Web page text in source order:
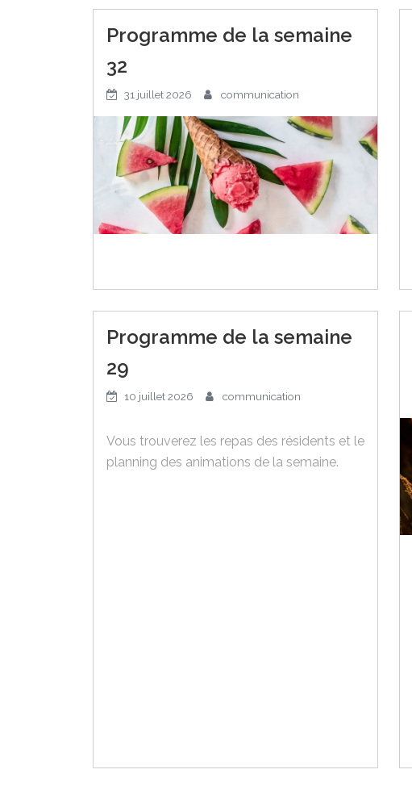
Programme de la semaine
32
31 juillet 2026 communication
Programme de la semaine
29
10 juillet 2026 communication
Vous trouverez les repas des résidents et le
planning des animations de la semaine.